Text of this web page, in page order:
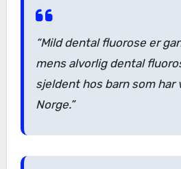
“Mild dental fluorose er
mens alvorlig dental
sjeldent hos barn som har
Norge.”